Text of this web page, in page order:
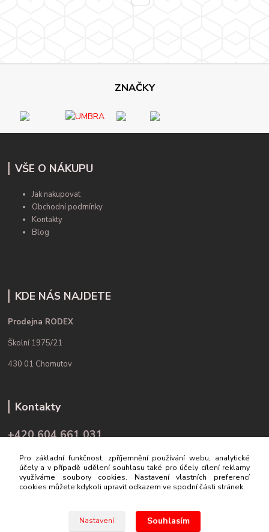
ZNAČKY
VŠE O NÁKUPU
Jak nakupovat
Obchodní podmínky
Kontakty
Blog
KDE NÁS NAJDETE
Prodejna RODEX
Školní 1975/21
430 01 Chomutov
Kontakty
+420 604 661 031
info@rodex.cz
Pro základní funkčnost, zpříjemnění používání webu, analytické
účely a v případě udělení souhlasu také pro účely cílení reklamy
využíváme soubory cookies. Nastavení vlastních preferencí
cookies můžete kdykoli upravit odkazem ve spodní části stránek.
Nastavení Souhlasím